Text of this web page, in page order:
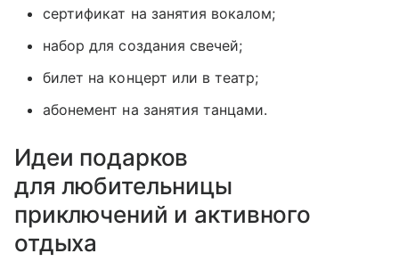
сертификат на занятия вокалом;
набор для создания свечей;
билет на концерт или в театр;
абонемент на занятия танцами.
Идеи подарков
для любительницы
приключений и активного
отдыха